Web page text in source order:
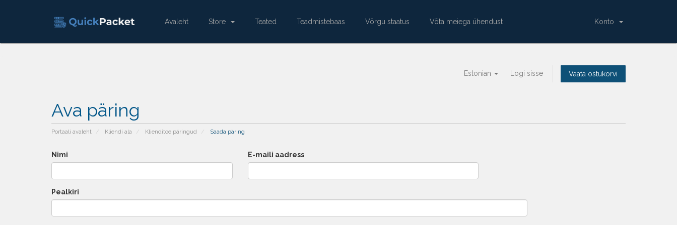
Avaleht Store Teated Teadmistebaas Võrgu staatus Võta meiega ühendust Konto
Estonian Logi sisse Vaata ostukorvi
Ava päring
Portaali avaleht Kliendi ala Klienditoe päringud Saada päring
Nimi E-maili aadress
Pealkiri